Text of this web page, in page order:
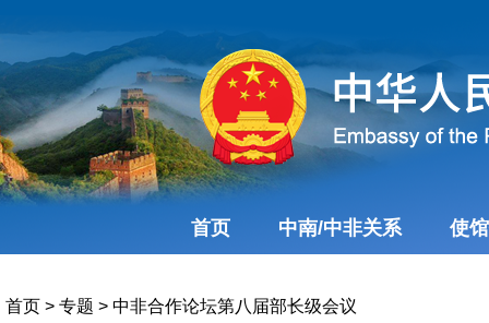
首页 中南/中非关系 使
首页 > 专题 > 中非合作论坛第八届部长级会议